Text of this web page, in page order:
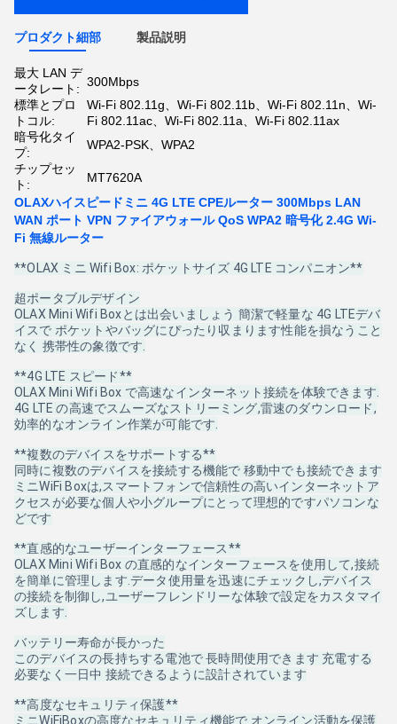
プロダクト細部 製品説明
最大 LAN デ
ータレート: 300Mbps
標準とプロ
トコル:
Wi-Fi 802.11g、Wi-Fi 802.11b、Wi-Fi 802.11n、Wi-
Fi 802.11ac、Wi-Fi 802.11a、Wi-Fi 802.11ax
暗号化タイ
プ:
WPA2-PSK、WPA2
チップセッ
ト:
MT7620A
OLAXハイスピードミニ 4G LTE CPEルーター 300Mbps LAN
WAN ポート VPN ファイアウォール QoS WPA2 暗号化 2.4G Wi-
Fi 無線ルーター
**OLAX ミニ Wifi Box: ポケットサイズ 4G LTE コンパニオン**
超ポータブルデザイン
OLAX Mini Wifi Boxとは出会いましょう 簡潔で軽量な 4G LTEデバ
イスで ポケットやバッグにぴったり収まります性能を損なうこと
なく 携帯性の象徴です.
**4G LTE スピード**
OLAX Mini Wifi Box で高速なインターネット接続を体験できます.
4G LTE の高速でスムーズなストリーミング,雷速のダウンロード,
効率的なオンライン作業が可能です.
**複数のデバイスをサポートする**
同時に複数のデバイスを接続する機能で 移動中でも接続できます
ミニWiFi Boxは,スマートフォンで信頼性の高いインターネットア
クセスが必要な個人や小グループにとって理想的ですパソコンな
どです
**直感的なユーザーインターフェース**
OLAX Mini Wifi Box の直感的なインターフェースを使用して,接続
を簡単に管理します.データ使用量を迅速にチェックし,デバイス
の接続を制御し,ユーザーフレンドリーな体験で設定をカスタマイ
ズします.
バッテリー寿命が長かった
このデバイスの長持ちする電池で 長時間使用できます 充電する
必要なく一日中 接続できるように設計されています
**高度なセキュリティ保護**
ミニWiFiBoxの高度なセキュリティ機能で オンライン活動を保護